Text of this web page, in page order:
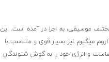
موسیقی، به اجرا در آمده است. این
میگیرم نیز بسیار قوی و متناسب با
و انرژی خود را به گوش شنوندگان